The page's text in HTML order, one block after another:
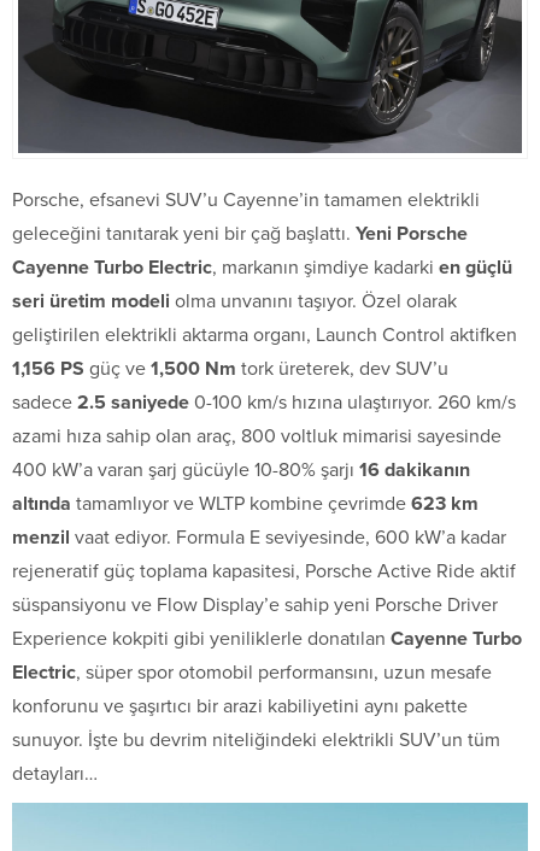
Porsche, efsanevi SUV’u Cayenne’in tamamen elektrikli
geleceğini tanıtarak yeni bir çağ başlattı. Yeni Porsche
Cayenne Turbo Electric, markanın şimdiye kadarki en güçlü
seri üretim modeli olma unvanını taşıyor. Özel olarak
geliştirilen elektrikli aktarma organı, Launch Control aktifken
1,156 PS güç ve 1,500 Nm tork üreterek, dev SUV’u
sadece 2.5 saniyede 0-100 km/s hızına ulaştırıyor. 260 km/s
azami hıza sahip olan araç, 800 voltluk mimarisi sayesinde
400 kW’a varan şarj gücüyle 10-80% şarjı 16 dakikanın
altında tamamlıyor ve WLTP kombine çevrimde 623 km
menzil vaat ediyor. Formula E seviyesinde, 600 kW’a kadar
rejeneratif güç toplama kapasitesi, Porsche Active Ride aktif
süspansiyonu ve Flow Display’e sahip yeni Porsche Driver
Experience kokpiti gibi yeniliklerle donatılan Cayenne Turbo
Electric, süper spor otomobil performansını, uzun mesafe
konforunu ve şaşırtıcı bir arazi kabiliyetini aynı pakette
sunuyor. İşte bu devrim niteliğindeki elektrikli SUV’un tüm
detayları…